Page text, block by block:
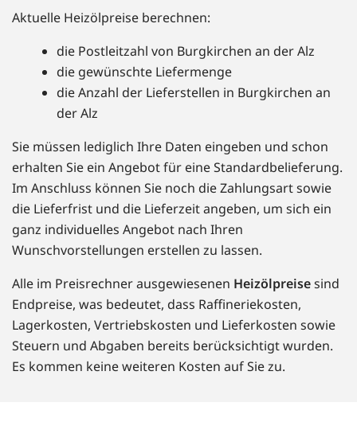
Aktuelle Heizölpreise berechnen:
die Postleitzahl von Burgkirchen an der Alz
die gewünschte Liefermenge
die Anzahl der Lieferstellen in Burgkirchen an
der Alz
Sie müssen lediglich Ihre Daten eingeben und schon
erhalten Sie ein Angebot für eine Standardbelieferung.
Im Anschluss können Sie noch die Zahlungsart sowie
die Lieferfrist und die Lieferzeit angeben, um sich ein
ganz individuelles Angebot nach Ihren
Wunschvorstellungen erstellen zu lassen.
Alle im Preisrechner ausgewiesenen Heizölpreisesind
Endpreise, was bedeutet, dass Raffineriekosten,
Lagerkosten, Vertriebskosten und Lieferkosten sowie
Steuern und Abgaben bereits berücksichtigt wurden.
Es kommen keine weiteren Kosten auf Sie zu.